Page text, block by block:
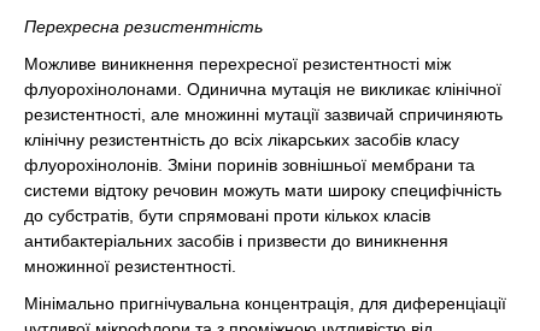
Перехресна резистентність
Можливе виникнення перехресної резистентності між
флуорохінолонами. Одинична мутація не викликає клінічної
резистентності, але множинні мутації зазвичай спричиняють
клінічну резистентність до всіх лікарських засобів класу
флуорохінолонів. Зміни поринів зовнішньої мембрани та
системи відтоку речовин можуть мати широку специфічність
до субстратів, бути спрямовані проти кількох класів
антибактеріальних засобів і призвести до виникнення
множинної резистентності.
Мінімально пригнічувальна концентрація, для диференціації